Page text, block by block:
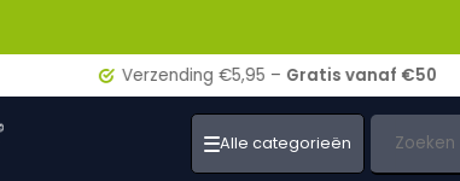
Verzending €5,95 –Gratis vanaf €50
Alle categorieën